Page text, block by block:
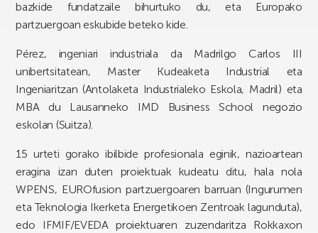
bazkide fundatzaile bihurtuko du, eta Europako
partzuergoan eskubide beteko kide.
Pérez, ingeniari industriala da Madrilgo Carlos III
unibertsitatean, Master Kudeaketa Industrial eta
Ingeniaritzan (Antolaketa Industrialeko Eskola, Madril) eta
MBA du Lausanneko IMD Business School negozio
eskolan (Suitza).
15 urteti gorako ibilbide profesionala eginik, nazioartean
eragina izan duten proiektuak kudeatu ditu, hala nola
WPENS, EUROfusion partzuergoaren barruan (Ingurumen
eta Teknologia Ikerketa Energetikoen Zentroak lagunduta),
edo IFMIF/EVEDA proiektuaren zuzendaritza Rokkaxon